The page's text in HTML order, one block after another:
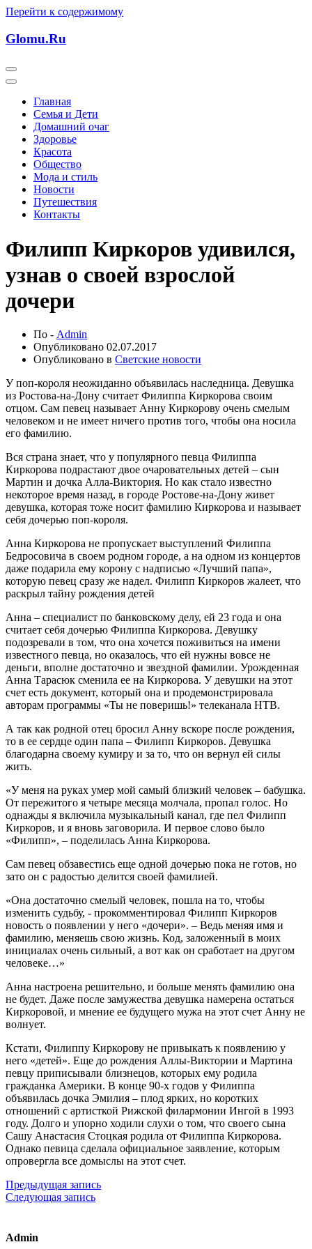
Перейти к содержимому
Glomu.Ru
Главная
Семья и Дети
Домашний очаг
Здоровье
Красота
Общество
Мода и стиль
Новости
Путешествия
Контакты
Филипп Киркоров удивился,
узнав о своей взрослой
дочери
По - Admin
Опубликовано 02.07.2017
Опубликовано в Светские новости
У поп-короля неожиданно объявилась наследница. Девушка
из Ростова-на-Дону считает Филиппа Киркорова своим
отцом. Сам певец называет Анну Киркорову очень смелым
человеком и не имеет ничего против того, чтобы она носила
его фамилию.
Вся страна знает, что у популярного певца Филиппа
Киркорова подрастают двое очаровательных детей – сын
Мартин и дочка Алла-Виктория. Но как стало известно
некоторое время назад, в городе Ростове-на-Дону живет
девушка, которая тоже носит фамилию Киркорова и называет
себя дочерью поп-короля.
Анна Киркорова не пропускает выступлений Филиппа
Бедросовича в своем родном городе, а на одном из концертов
даже подарила ему корону с надписью «Лучший папа»,
которую певец сразу же надел. Филипп Киркоров жалеет, что
раскрыл тайну рождения детей
Анна – специалист по банковскому делу, ей 23 года и она
считает себя дочерью Филиппа Киркорова. Девушку
подозревали в том, что она хочется поживиться на имени
известного певца, но оказалось, что ей нужны вовсе не
деньги, вполне достаточно и звездной фамилии. Урожденная
Анна Тарасюк сменила ее на Киркорова. У девушки на этот
счет есть документ, который она и продемонстрировала
авторам программы «Ты не поверишь!» телеканала НТВ.
А так как родной отец бросил Анну вскоре после рождения,
то в ее сердце один папа – Филипп Киркоров. Девушка
благодарна своему кумиру и за то, что он вернул ей силы
жить.
«У меня на руках умер мой самый близкий человек – бабушка.
От пережитого я четыре месяца молчала, пропал голос. Но
однажды я включила музыкальный канал, где пел Филипп
Киркоров, и я вновь заговорила. И первое слово было
«Филипп», – поделилась Анна Киркорова.
Сам певец обзавестись еще одной дочерью пока не готов, но
зато он с радостью делится своей фамилией.
«Она достаточно смелый человек, пошла на то, чтобы
изменить судьбу, - прокомментировал Филипп Киркоров
новость о появлении у него «дочери». – Ведь меняя имя и
фамилию, меняешь свою жизнь. Код, заложенный в моих
инициалах очень сильный, а вот как он сработает на другом
человеке…»
Анна настроена решительно, и больше менять фамилию она
не будет. Даже после замужества девушка намерена остаться
Киркоровой, и мнение ее будущего мужа на этот счет Анну не
волнует.
Кстати, Филиппу Киркорову не привыкать к появлению у
него «детей». Еще до рождения Аллы-Виктории и Мартина
певцу приписывали близнецов, которых ему родила
гражданка Америки. В конце 90-х годов у Филиппа
объявилась дочка Эмилия – плод ярких, но коротких
отношений с артисткой Рижской филармонии Ингой в 1993
году. Долго и упорно ходили слухи о том, что своего сына
Сашу Анастасия Стоцкая родила от Филиппа Киркорова.
Однако певица сделала официальное заявление, которым
опровергла все домыслы на этот счет.
Предыдущая запись
Следующая запись
Admin